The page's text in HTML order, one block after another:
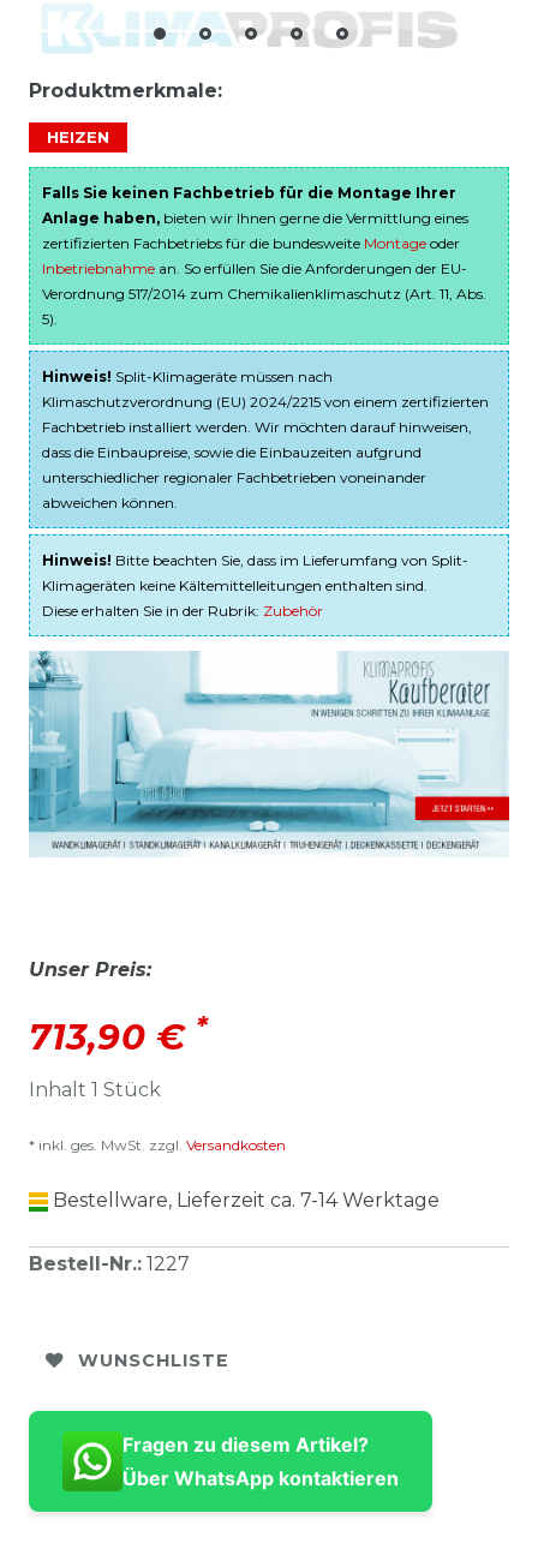
Produktmerkmale:
HEIZEN
Falls Sie keinen Fachbetrieb für die Montage Ihrer
Anlage haben, bieten wir Ihnen gerne die Vermittlung eines
zertifizierten Fachbetriebs für die bundesweite Montage oder
Inbetriebnahme an. So erfüllen Sie die Anforderungen der EU-
Verordnung 517/2014 zum Chemikalienklimaschutz (Art. 11, Abs.
5).
Hinweis! Split-Klimageräte müssen nach
Klimaschutzverordnung (EU) 2024/2215 von einem zertifizierten
Fachbetrieb installiert werden. Wir möchten darauf hinweisen,
dass die Einbaupreise, sowie die Einbauzeiten aufgrund
unterschiedlicher regionaler Fachbetrieben voneinander
abweichen können.
Hinweis! Bitte beachten Sie, dass im Lieferumfang von Split-
Klimageräten keine Kältemittelleitungen enthalten sind.
Diese erhalten Sie in der Rubrik: Zubehör
Unser Preis:
713,90 € *
Inhalt 1 Stück
* inkl. ges. MwSt. zzgl. Versandkosten
Bestellware, Lieferzeit ca. 7-14 Werktage
Bestell-Nr.: 1227
WUNSCHLISTE
Fragen zu diesem Artikel?
Über WhatsApp kontaktieren